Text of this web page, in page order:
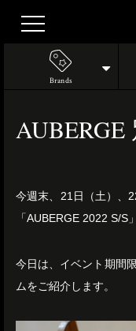
Brands
AUBERGE
今週末、21日（土）、
「AUBERGE 2022 S/S
今日は、イベント期間
ムをご紹介します。